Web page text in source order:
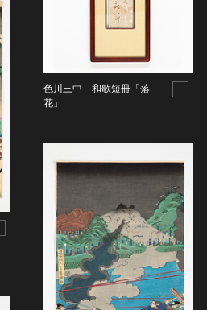
色川三中 和歌短冊「落
花」
鮮半島]
鮮半島]
ずべき無形文化財
ずべき無形の民俗文化財
変禁止）
利）
—非営利—継承）
—非営利—改変禁止）
検索する
入力情報をクリア